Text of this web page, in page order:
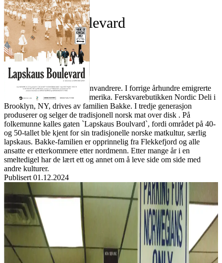
Lapskaus Boulevard
Film
Forfatter:
Leverandør:
Norgesfilm AS
Lisens:
Nordmenn har også vært innvandrere. I forrige århundre emigrerte
skandinaver til det gamle Amerika. Ferskvarebutikken Nordic Deli i
Brooklyn, NY, drives av familien Bakke. I tredje generasjon
produserer og selger de tradisjonell norsk mat over disk . På
folkemunne kalles gaten `Lapskaus Boulvard`, fordi området på 40-
og 50-tallet ble kjent for sin tradisjonelle norske matkultur, særlig
lapskaus. Bakke-familien er opprinnelig fra Flekkefjord og alle
ansatte er etterkommere etter nordmenn. Etter mange år i en
smeltedigel har de lært ett og annet om å leve side om side med
andre kulturer.
Publisert 01.12.2024